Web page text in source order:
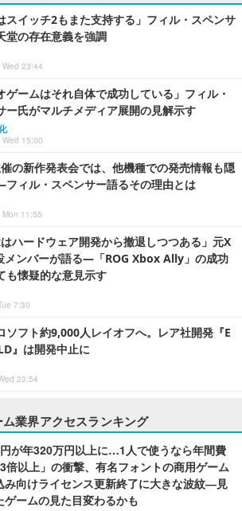
スイッチ2もまた支持する」フィル・スペンサ
堂の存在意義を強調
23:44
ゲームはそれ自体で成功している」フィル・
ー氏がマルチメディア展開の見解示す
15:00
の新作発表会では、他機種での発売情報も隠
ィル・スペンサー語るその理由とは
11:55
はハードウェア開発から撤退しつつある」元X
メンバーが語る―「ROG Xbox Ally」の成功
も懐疑的な意見示す
7:30
ソフト約9,000人レイオフへ。レア社開発『E
』は開発中止に
23:54
ム業界アクセスランキング
が年320万円以上に…1人で使うなら年間費
倍以上」の衝撃、有名フォントの商用ゲーム
み向けライセンス更新終了に大きな波紋―見
ゲームの見た目変わるかも